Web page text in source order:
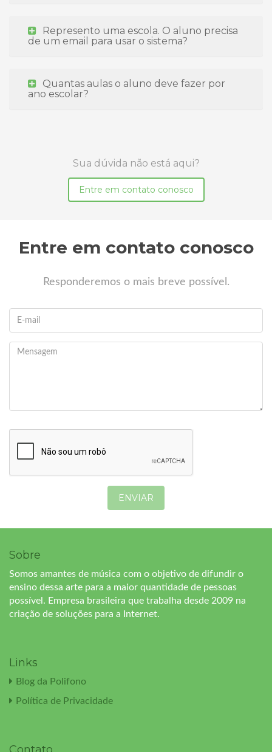
Represento uma escola. O aluno precisa
de um email para usar o sistema?
Quantas aulas o aluno deve fazer por
ano escolar?
Sua dúvida não está aqui?
Entre em contato conosco
Entre em contato conosco
Responderemos o mais breve possível.
ENVIAR
Sobre
Somos amantes de música com o objetivo de difundir o
ensino dessa arte para a maior quantidade de pessoas
possível. Empresa brasileira que trabalha desde 2009 na
criação de soluções para a Internet.
Links
Blog da Polifono
Política de Privacidade